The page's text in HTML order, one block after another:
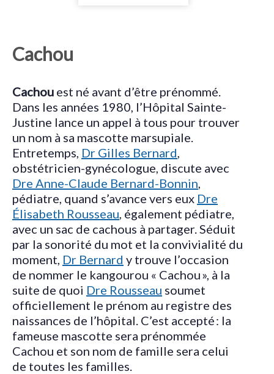
Cachou
Cachou est né avant d’être prénommé.
Dans les années 1980, l’Hôpital Sainte-
Justine lance un appel à tous pour trouver
un nom à sa mascotte marsupiale.
Entretemps, Dr Gilles Bernard,
obstétricien-gynécologue, discute avec
Dre Anne-Claude Bernard-Bonnin,
pédiatre, quand s’avance vers eux Dre
Élisabeth Rousseau, également pédiatre,
avec un sac de cachous à partager. Séduit
par la sonorité du mot et la convivialité du
moment, Dr Bernard y trouve l’occasion
de nommer le kangourou « Cachou », à la
suite de quoi Dre Rousseau soumet
officiellement le prénom au registre des
naissances de l’hôpital. C’est accepté : la
fameuse mascotte sera prénommée
Cachou et son nom de famille sera celui
de toutes les familles.